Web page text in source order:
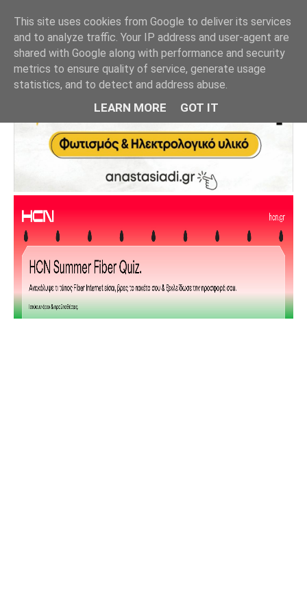
This site uses cookies from Google to deliver its services
and to analyze traffic. Your IP address and user-agent are
shared with Google along with performance and security
metrics to ensure quality of service, generate usage
statistics, and to detect and address abuse.
LEARN MORE GOT IT